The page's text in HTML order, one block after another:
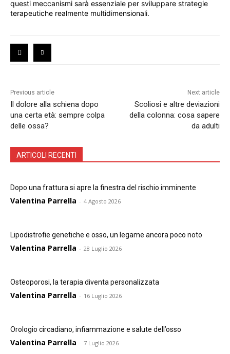
questi meccanismi sarà essenziale per sviluppare strategie
terapeutiche realmente multidimensionali.
Previous article
Il dolore alla schiena dopo
una certa età: sempre colpa
delle ossa?
Next article
Scoliosi e altre deviazioni
della colonna: cosa sapere
da adulti
ARTICOLI RECENTI
Dopo una frattura si apre la finestra del rischio imminente
Valentina Parrella - 4 Agosto 2026
Lipodistrofie genetiche e osso, un legame ancora poco noto
Valentina Parrella - 28 Luglio 2026
Osteoporosi, la terapia diventa personalizzata
Valentina Parrella - 16 Luglio 2026
Orologio circadiano, infiammazione e salute dell’osso
Valentina Parrella - 7 Luglio 2026